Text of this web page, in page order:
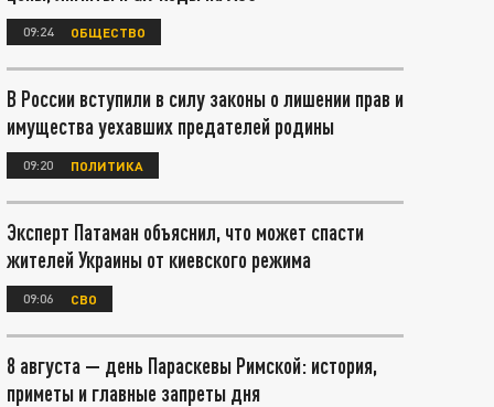
09:24 ОБЩЕСТВО
В России вступили в силу законы о лишении прав и
имущества уехавших предателей родины
09:20 ПОЛИТИКА
Эксперт Патаман объяснил, что может спасти
жителей Украины от киевского режима
09:06 СВО
8 августа — день Параскевы Римской: история,
приметы и главные запреты дня